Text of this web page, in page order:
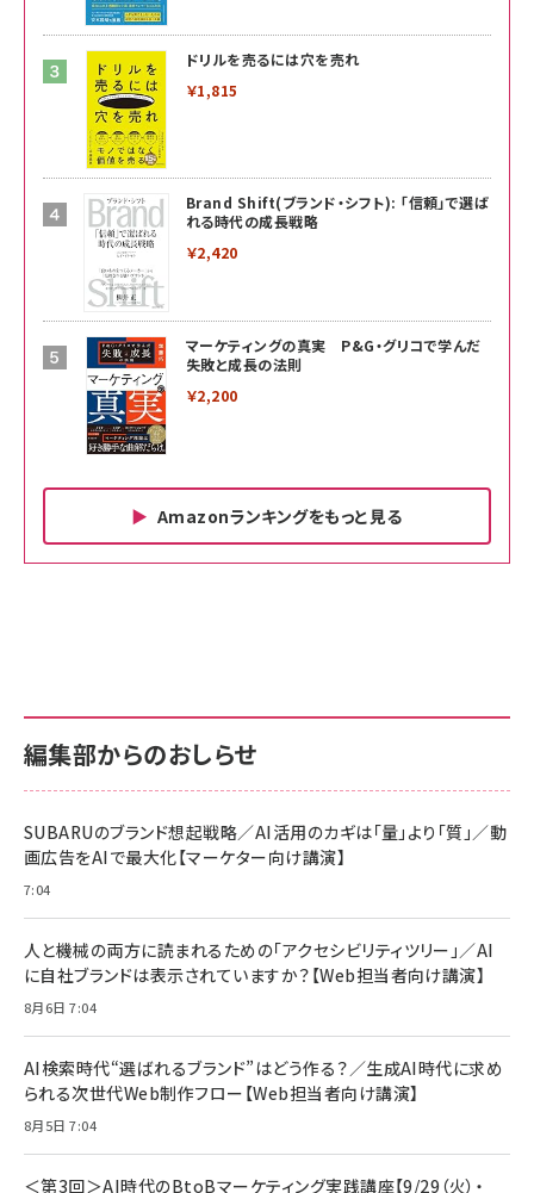
ドリルを売るには穴を売れ
￥1,815
Brand Shift(ブランド・シフト): 「信頼」で選ば
れる時代の成長戦略
￥2,420
マーケティングの真実 P&G・グリコで学んだ
失敗と成長の法則
￥2,200
Amazonランキングをもっと見る
￥880
anan(アンアン)2026/06/24号 No.2500増刊
スペシャルエディション[王道エンタメの矜持／
￥1,100
年後半、あなたの恋と運命／山田涼介]
￥880
組織の成果を最大化する ルールのデザイン
サポート正規品 メーカー保証5年 KLMEA128G
NIMASO ガラスフィルム iPhone 17 用 保護フィ
すい ガイド枠付き いPhone17 (6.3インチ) 対応
2枚セット DSP25F1698
￥1,599
【New】Amazon Fire TV Stick HD | 手軽にスト
レイヤー
￥6,980
Anker Soundcore P31i (Bluetooth 6.1) 【完
全ワイヤレスイヤホン/アクティブノイズキャンセリ
ング/マルチポイント接続 / 最大50時間再生 / PSE
技術基準適合】ブラック
￥5,990
Anker PowerLine III Flow USB-C & USB-C
ケーブル Anker絡まないケーブル 240W 結束バン
サポート正規品 メーカー保証5年 KLMEA128G
Amazon eギフトカード - Amazonロゴ - クラ
￥5,000
ケーブル Anker絡まないケーブル 240W 結束バン
17 / 16 / 15 / Galaxy iPad Pro MacBook
Pro/Air 各種対応 (1.8m ミッドナイトブラック)
￥1,890
キャンペーン】
￥4,857
編集部からのおしらせ
SUBARUのブランド想起戦略／AI活用のカギは「量」より「質」／動
画広告をAIで最大化【マーケター向け講演】
7:04
人と機械の両方に読まれるための「アクセシビリティツリー」／AI
に自社ブランドは表示されていますか？【Web担当者向け講演】
8月6日 7:04
AI検索時代“選ばれるブランド”はどう作る？／生成AI時代に求め
られる次世代Web制作フロー【Web担当者向け講演】
8月5日 7:04
＜第3回＞AI時代のBtoBマーケティング実践講座【9/29（火）・